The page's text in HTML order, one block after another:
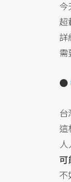
今
超
詳
需
●
這
可
不